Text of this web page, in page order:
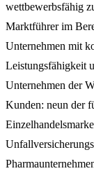
wettbewerbsfähig
Marktführer im
Unternehmen mit
Leistungsfähigkeit
Unternehmen der
Kunden: neun der